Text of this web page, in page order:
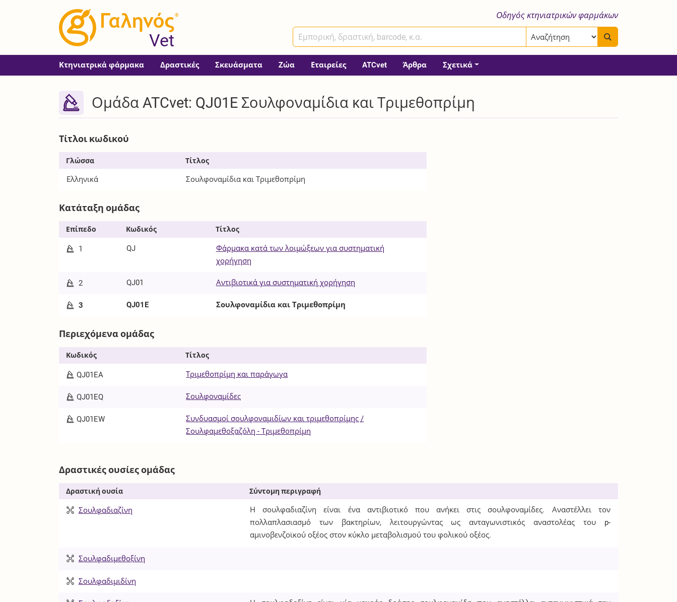
®
Vet
Οδηγός κτηνιατρικών φαρμάκων
Κτηνιατρικά φάρμακα Δραστικές Σκευάσματα Ζώα Εταιρείες ATCvet Άρθρα Σχετικά
Ομάδα ATCvet: QJ01E Σουλφοναμίδια και Τριμεθοπρίμη
Τίτλοι κωδικού
Γλώσσα Τίτλος
Ελληνικά Σουλφοναμίδια και Τριμεθοπρίμη
Κατάταξη ομάδας
Επίπεδο Κωδικός Τίτλος
1 QJ
Φάρμακα κατά των λοιμώξεων για συστηματική
χορήγηση
2 QJ01 Αντιβιοτικά για συστηματική χορήγηση
3 QJ01E Σουλφοναμίδια και Τριμεθοπρίμη
Περιεχόμενα ομάδας
Κωδικός Τίτλος
QJ01EA Τριμεθοπρίμη και παράγωγα
QJ01EQ Σουλφοναμίδες
QJ01EW
Συνδυασμοί σουλφοναμιδίων και τριμεθοπρίμης /
Σουλφαμεθοξαζόλη - Τριμεθοπρίμη
Δραστικές ουσίες ομάδας
Δραστική ουσία Σύντομη περιγραφή
Σουλφαδιαζίνη
Η σουλφαδιαζίνη είναι ένα αντιβιοτικό που ανήκει στις σουλφοναμίδες. Αναστέλλει τον
πολλαπλασιασμό των βακτηρίων, λειτουργώντας ως ανταγωνιστικός αναστολέας του p-
αμινοβενζοϊκού οξέος στον κύκλο μεταβολισμού του φολικού οξέος.
Σουλφαδιμεθοξίνη
Σουλφαδιμιδίνη